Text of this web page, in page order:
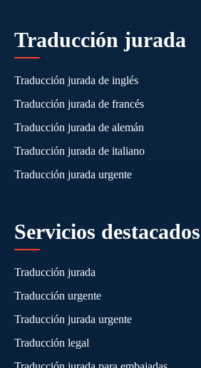
Traducción jurada
Traducción jurada de inglés
Traducción jurada de francés
Traducción jurada de alemán
Traducción jurada de italiano
Traducción jurada urgente
Servicios destacados
Traducción jurada
Traducción urgente
Traducción jurada urgente
Traducción legal